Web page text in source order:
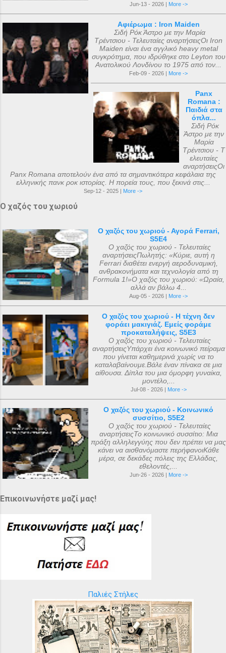
Jun-13 - 2026 | More ->
Αφιέρωμα : Iron Maiden
Σιδή Ρόκ Άστρο με την Μαρία
Τρέντσιου - Τελευταίες αναρτήσειςΟι Iron
Maiden είναι ένα αγγλικό heavy metal
συγκρότημα, που ιδρύθηκε στο Leyton του
Ανατολικού Λονδίνου το 1975 από τον...
Feb-09 - 2026 | More ->
Panx
Romana :
Παιδιά στα
όπλα...
Σιδή Ρόκ
Άστρο με την
Μαρία
Τρέντσιου - Τ
ελευταίες
αναρτήσειςΟι
Panx Romana αποτελούν ένα από τα σημαντικότερα κεφάλαια της
ελληνικής πανκ ροκ ιστορίας. Η πορεία τους, που ξεκινά στις...
Sep-12 - 2025 | More ->
Ο χαζός του χωριού
Ο χαζός του χωριού - Αγορά Ferrari,
S5E4
Ο χαζός του χωριού - Τελευταίες
αναρτήσειςΠωλητής: «Κύριε, αυτή η
Ferrari διαθέτει ενεργή αεροδυναμική,
ανθρακονήματα και τεχνολογία από τη
Formula 1!»Ο χαζός του χωριού: «Ωραία,
αλλά αν βάλω 4...
Aug-05 - 2026 | More ->
Ο χαζός του χωριού - Η τέχνη δεν
φοράει μακιγιάζ. Εμείς φοράμε
προκαταλήψεις, S5E3
Ο χαζός του χωριού - Τελευταίες
αναρτήσειςΥπάρχει ένα κοινωνικό πείραμα
που γίνεται καθημερινά χωρίς να το
καταλαβαίνουμε.Βάλε έναν πίνακα σε μια
αίθουσα. Δίπλα του μια όμορφη γυναίκα,
μοντέλο,...
Jul-08 - 2026 | More ->
Ο χαζός του χωριού - Κοινωνικό
συσσίτιο, S5E2
Ο χαζός του χωριού - Τελευταίες
αναρτήσειςΤο κοινωνικό συσσίτιο: Μια
πράξη αλληλεγγύης που δεν πρέπει να μας
κάνει να αισθανόμαστε περήφανοιΚάθε
μέρα, σε δεκάδες πόλεις της Ελλάδας,
εθελοντές,...
Jun-26 - 2026 | More ->
Επικοινωνήστε μαζί μας!
Παλιές Στήλες